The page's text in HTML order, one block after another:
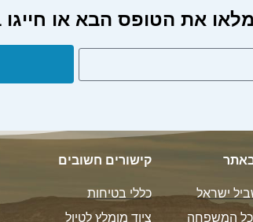
הבא או חייגו 052-4282461
ישראל
לכל המשפחה
קישורים חשובים
כללי בטיחות
ציוד מומלץ לטיול